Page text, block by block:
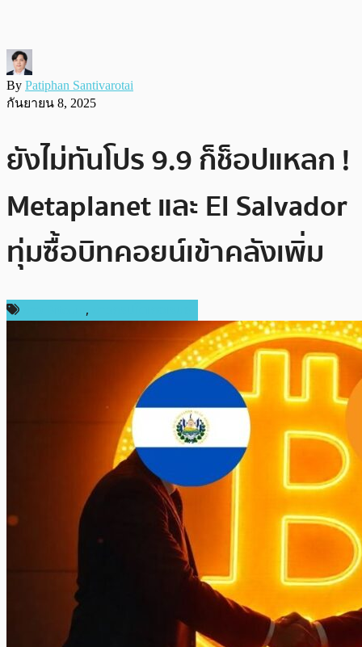
By Patiphan Santivarotai
กันยายน 8, 2025
ยังไม่ทันโปร 9.9 ก็ช็อปแหลก !
Metaplanet และ El Salvador
ทุ่มซื้อบิทคอยน์เข้าคลังเพิ่ม
,